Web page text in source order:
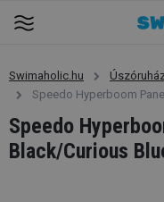
Swimaholic.hu
Speedo Hyperboom
Speedo
Black/Curious